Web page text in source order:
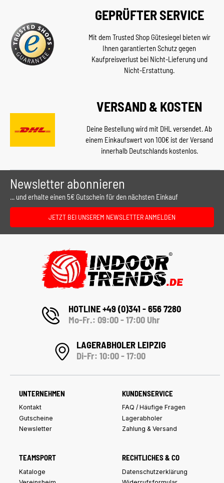
GEPRÜFTER SERVICE
Mit dem Trusted Shop Gütesiegel bieten wir
Ihnen garantierten Schutz gegen
Kaufpreisverlust bei Nicht-Lieferung und
Nicht-Erstattung.
VERSAND & KOSTEN
Deine Bestellung wird mit DHL versendet. Ab
einem Einkaufswert von 100€ ist der Versand
innerhalb Deutschlands kostenlos.
Newsletter abonnieren
... und erhalte einen 5€ Gutschein für den nächsten Einkauf
JETZT BEI UNSEREM NEWSLETTER ANMELDEN
HOTLINE +49 (0)341 - 656 7280
Mo-Fr.: 09:00 - 17:00 Uhr
LAGERABHOLER LEIPZIG
Di-Fr: 10:00 - 17:00
UNTERNEHMEN
Kontakt
Gutscheine
Newsletter
KUNDENSERVICE
FAQ / Häufige Fragen
Lagerabholer
Zahlung & Versand
TEAMSPORT
Kataloge
RECHTLICHES & CO
Datenschutzerklärung